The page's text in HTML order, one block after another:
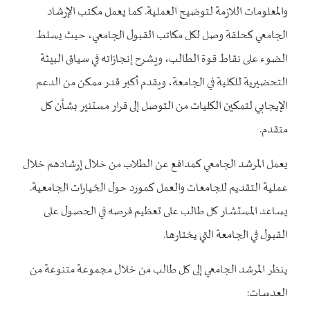
والمعلومات اللازمة لتوضيح العملية. كما يعمل مكتب الإرشاد
الجامعي كحلقة وصل لكل مكاتب القبول الجامعي، حيث يسلط
الضوء على نقاط قوة الطالب، ويشرح إنجازاته في سياق البيئة
التحضيرية للكلية في الجامعة، ويقدم أكبر قدر ممكن من الدعم
الإيجابي لتمكين الكليات من التوصل إلى قرار مستنير بشأن كل
متقدم.
يعمل المرشد الجامعي كمدافع عن الطلاب من خلال إرشادهم خلال
عملية التقديم للجامعات والعمل كمورد حول الخيارات الجامعية.
يساعد المستشار كل طالب على تعظيم فرصه في الحصول على
القبول في الجامعة التي يختارها.
ينظر المرشد الجامعي إلى كل طالب من خلال مجموعة متنوعة من
العدسات: